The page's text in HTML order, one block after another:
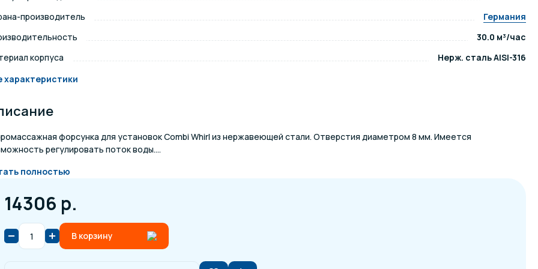
и подсветка для
Павильоны для бассейна
производитель
Германия
30.0 м³/час
корпуса
Нерж. сталь AISI-316
характеристики
форсунка для установок Combi Whirl из нержавеющей стали. Отверстия диаметром 8 мм. Имеется
регулировать поток воды....
полностью
14306 р.
В корзину